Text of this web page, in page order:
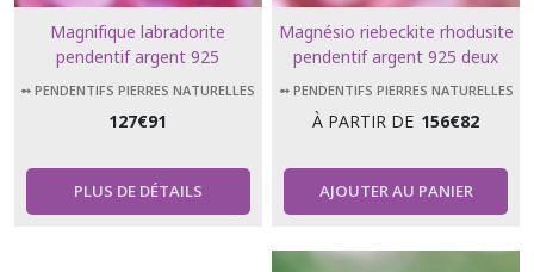
Magnifique labradorite
pendentif argent 925
➻ PENDENTIFS PIERRES NATURELLES
127€91
PLUS DE DÉTAILS
Magnésio riebeckite rhodusite
pendentif argent 925 deux
modèles proposés, pierre rare
➻ PENDENTIFS PIERRES NATURELLES
À PARTIR DE 156€82
AJOUTER AU PANIER